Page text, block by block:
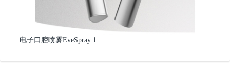
电子口腔喷雾EveSpray 1